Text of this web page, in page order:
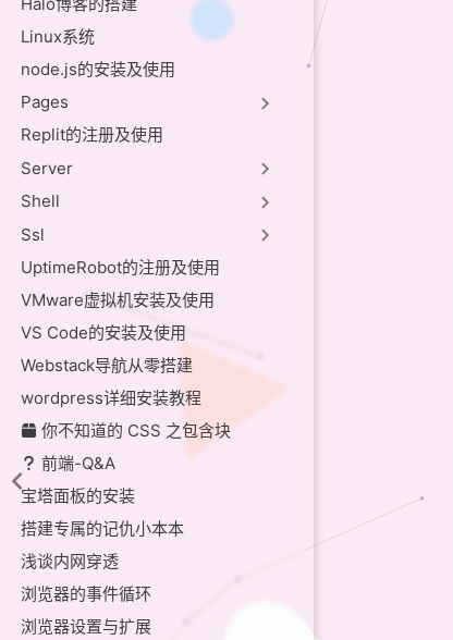
Linux系统
node.js的安装及使用
Pages
Replit的注册及使用
Server
Shell
Ssl
UptimeRobot的注册及使用
VMware虚拟机安装及使用
VS Code的安装及使用
Webstack导航从零搭建
wordpress详细安装教程
你不知道的 CSS 之包含块
前端-Q&A
宝塔面板的安装
搭建专属的记仇小本本
浅谈内网穿透
浏览器的事件循环
浏览器设置与扩展